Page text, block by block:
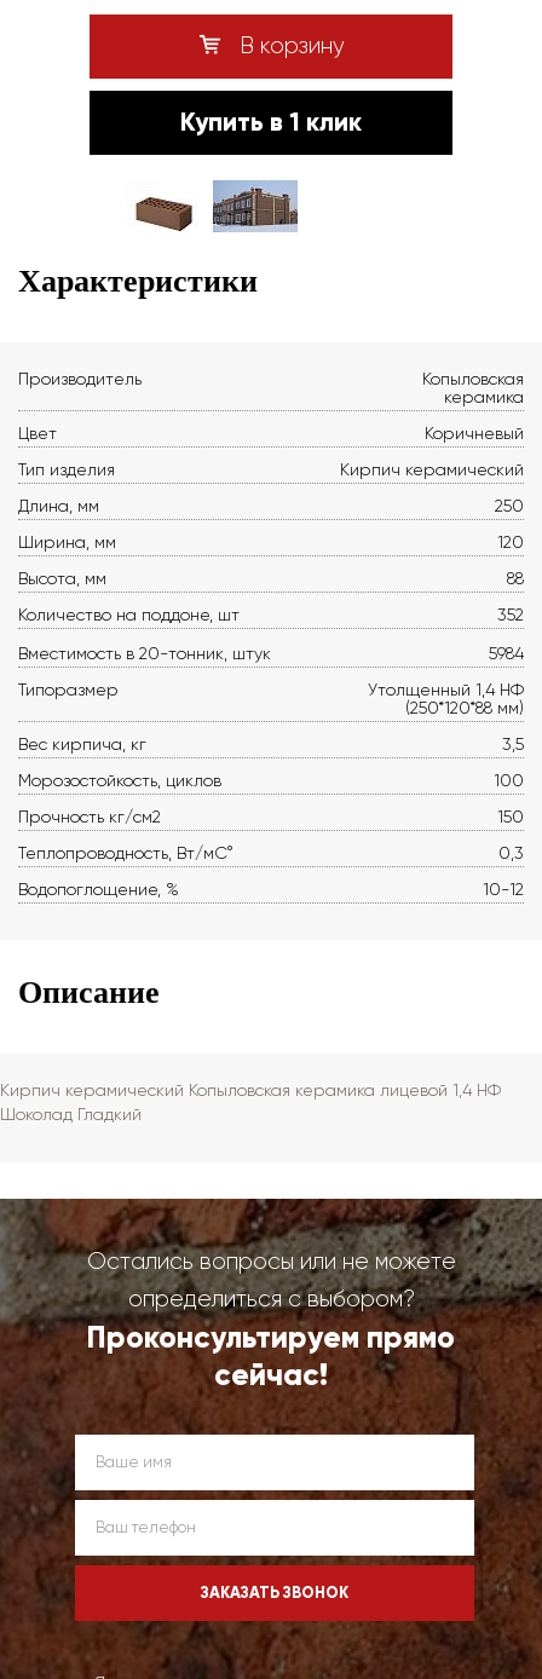
В корзину
Купить в 1 клик
Характеристики
Производитель
Копыловская
керамика
Цвет
Коричневый
Тип изделия
Кирпич керамический
Длина, мм
250
Ширина, мм
120
Высота, мм
88
Количество на поддоне, шт
352
Вместимость в 20-тонник, штук
5984
Типоразмер
Утолщенный 1,4 НФ
(250*120*88 мм)
Вес кирпича, кг
3,5
Морозостойкость, циклов
100
Прочность кг/см2
150
Теплопроводность, Вт/мС°
0,3
Водопоглощение, %
10-12
Описание
Кирпич керамический Копыловская керамика лицевой 1,4 НФ
Шоколад Гладкий
Остались вопросы или не можете
определиться с выбором?
Проконсультируем прямо
сейчас!